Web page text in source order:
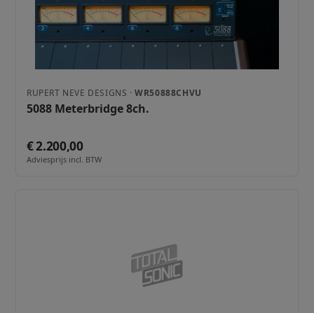
RUPERT NEVE DESIGNS ·WR50888CHVU
5088 Meterbridge 8ch.
€ 2.200,00
Adviesprijs incl. BTW